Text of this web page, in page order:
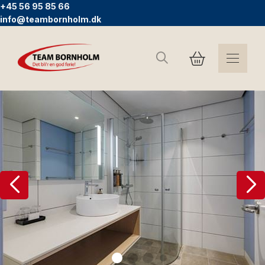
+45 56 95 85 66
info@teambornholm.dk
Suchen